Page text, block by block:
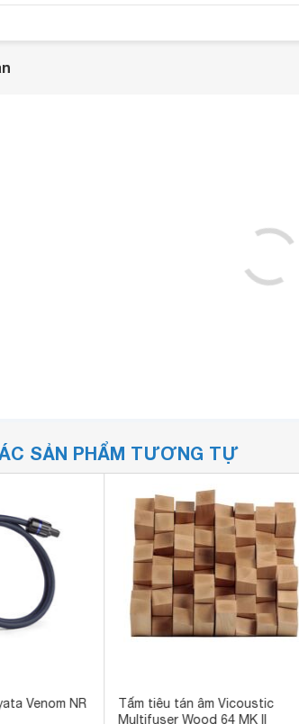
SẢN PHẨM TƯƠNG TỰ
Venom NR
Tấm tiêu tán âm Vicoustic
Multifuser Wood 64 MK II